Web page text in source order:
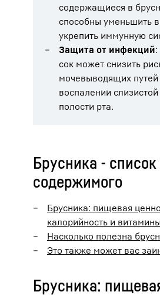
содержащиеся в
способны уменьшить
укрепить иммунную
Защита от инфекций
сок может снизить
мочевыводящих
воспалении
полости рта.
Брусника - список
содержимого
Брусника: пищевая
калорийность и витамины
Насколько полезна
Это также может вас
Брусника: